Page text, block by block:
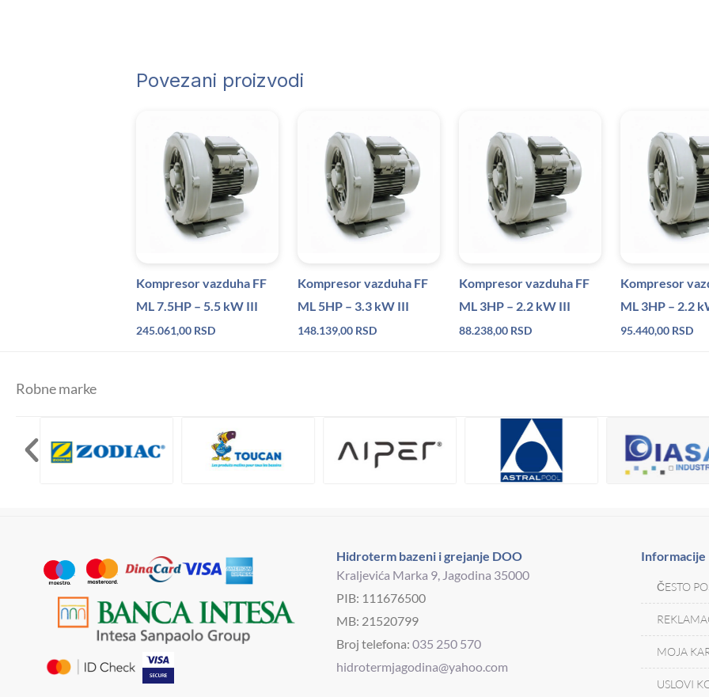
Povezani proizvodi
Kompresor vazduha FF
ML 7.5HP – 5.5 kW III
245.061,00 RSD
Kompresor vazduha FF
ML 5HP – 3.3 kW III
148.139,00 RSD
Kompresor vazduha FF
ML 3HP – 2.2 kW III
88.238,00 RSD
Kompresor
ML 3HP – 2.2
95.440,00 RSD
Robne marke
Hidroterm bazeni i grejanje DOO
Kraljevića Marka 9, Jagodina 35000
PIB: 111676500
MB: 21520799
Broj telefona:035 250 570
hidrotermjagodina@yahoo.com
Informacije
ČESTO
MOJA
USLOVI